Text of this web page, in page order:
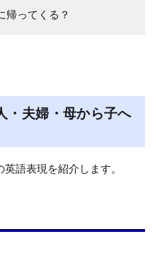
帰ってくる？
・夫婦・母から子へ
語表現を紹介します。